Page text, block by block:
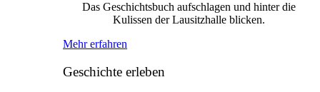
Das Geschichtsbuch aufschlagen und hinter die
Kulissen der Lausitzhalle blicken.
Mehr erfahren
Geschichte erleben